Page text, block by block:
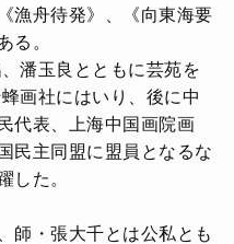
漁舟待発》、《向東海要
る。
潘玉良とともに芸苑を
画社にはいり、後に中
代表、上海中国画院画
民主同盟に盟員となるな
した。
師・張大千とは公私とも